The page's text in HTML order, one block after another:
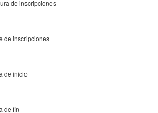
de inscripciones
de inscripciones
de inicio
de fin